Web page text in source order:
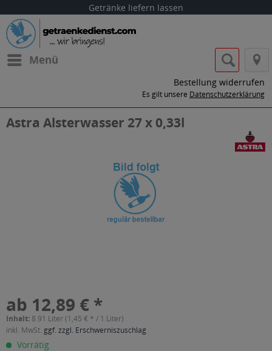
Getränke liefern lassen
Menü
Bestellung widerrufen
Es gilt unsere Datenschutzerklärung
Astra Alsterwasser 27 x 0,33l
ab 12,89 € *
Inhalt: 8.91 Liter (1,45 € * / 1 Liter)
inkl. MwSt. ggf. zzgl. Erschwerniszuschlag
Vorrätig